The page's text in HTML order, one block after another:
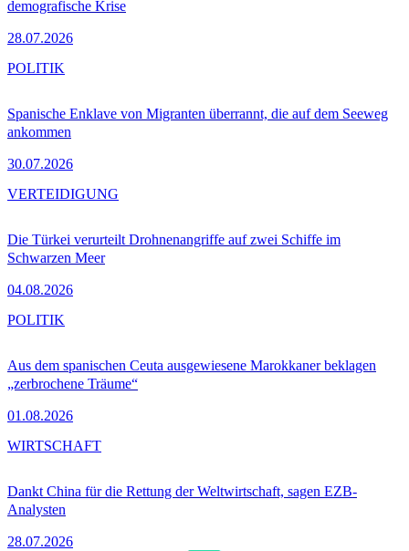
demografische Krise
28.07.2026
Spanische Enklave von Migranten überrannt, die auf dem Seeweg
ankommen
30.07.2026
POLITIK
Die Türkei verurteilt Drohnenangriffe auf zwei Schiffe im
Schwarzen Meer
04.08.2026
VERTEIDIGUNG
Aus dem spanischen Ceuta ausgewiesene Marokkaner beklagen
„zerbrochene Träume“
01.08.2026
POLITIK
Dankt China für die Rettung der Weltwirtschaft, sagen EZB-
Analysten
28.07.2026
WIRTSCHAFT